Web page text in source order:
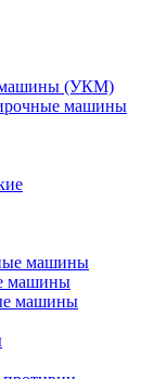
машины (УКМ)
машины
машины
машины
машины